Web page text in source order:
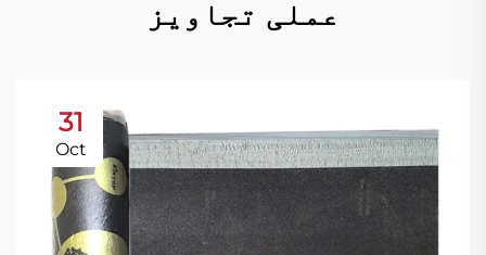
عملی تجاویز
31
Oct